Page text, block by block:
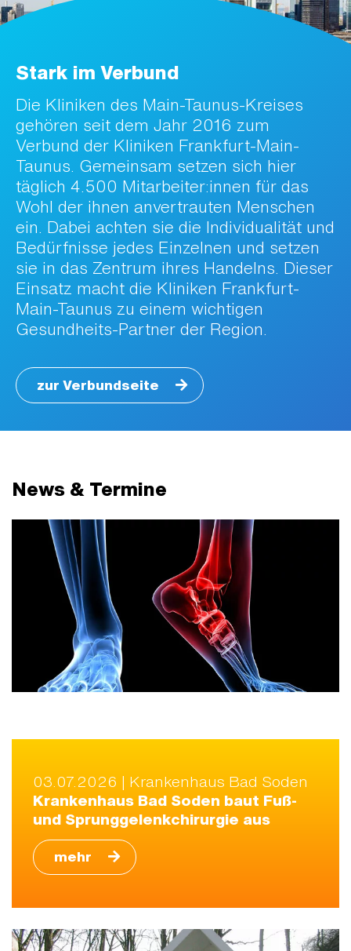
Stark im Verbund
Die Kliniken des Main-Taunus-Kreises
gehören seit dem Jahr 2016 zum
Verbund der Kliniken Frankfurt-Main-
Taunus. Gemeinsam setzen sich hier
täglich 4.500 Mitarbeiter:innen für das
Wohl der ihnen anvertrauten Menschen
ein. Dabei achten sie die Individualität und
Bedürfnisse jedes Einzelnen und setzen
sie in das Zentrum ihres Handelns. Dieser
Einsatz macht die Kliniken Frankfurt-
Main-Taunus zu einem wichtigen
Gesundheits-Partner der Region.
zur Verbundseite
News & Termine
03.07.2026 | Krankenhaus Bad Soden
Krankenhaus Bad Soden baut Fuß-
und Sprunggelenkchirurgie aus
mehr